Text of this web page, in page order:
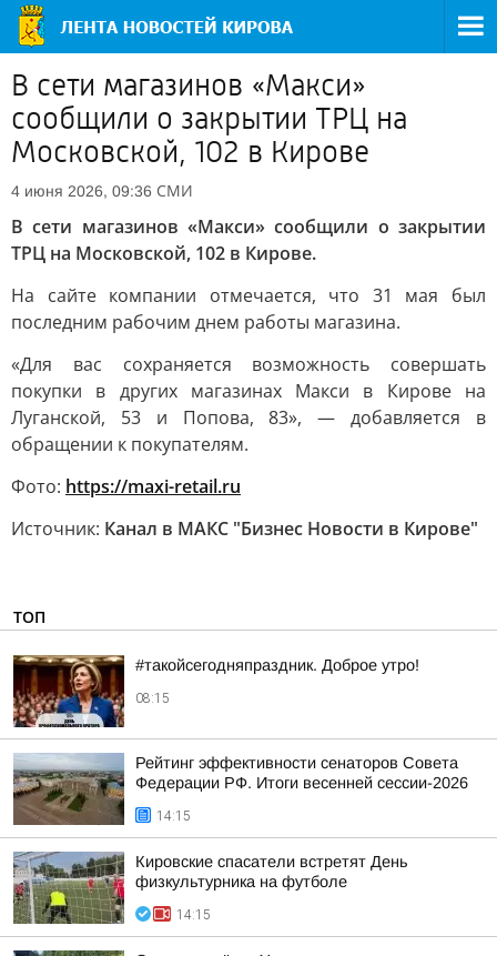
В сети магазинов «Макси»
сообщили о закрытии ТРЦ на
Московской, 102 в Кирове
4 июня 2026, 09:36 СМИ
В сети магазинов «Макси» сообщили о закрытии
ТРЦ на Московской, 102 в Кирове.
На сайте компании отмечается, что 31 мая был
последним рабочим днем работы магазина.
«Для вас сохраняется возможность совершать
покупки в других магазинах Макси в Кирове на
Луганской, 53 и Попова, 83», — добавляется в
обращении к покупателям.
Фото: https://maxi-retail.ru
Источник: Канал в МАКС "Бизнес Новости в Кирове"
ТОП
#такойсегодняпраздник. Доброе утро!
08:15
Рейтинг эффективности сенаторов Совета
Федерации РФ. Итоги весенней сессии-2026
14:15
Кировские спасатели встретят День
физкультурника на футболе
14:15